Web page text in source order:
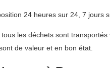
24 heures sur 24, 7 jours
tous les déchets sont
de valeur et en bon état.